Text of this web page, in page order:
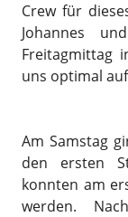
Crew für
Johannes
Freitagmittag
uns optimal
Am Samstag
den ersten
konnten am
werden.